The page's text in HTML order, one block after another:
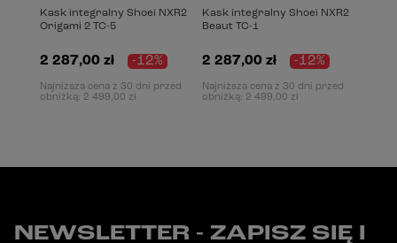
Kask integralny Shoei NXR2
Origami 2 TC-5
2 287,00 zł -12%
Najniższa cena z 30 dni przed
obniżką: 2 499,00 zł
Kask integralny Shoei NXR2
Beaut TC-1
2 287,00 zł -12%
Najniższa cena z 30 dni przed
obniżką: 2 499,00 zł
NEWSLETTER - ZAPISZ SIĘ I